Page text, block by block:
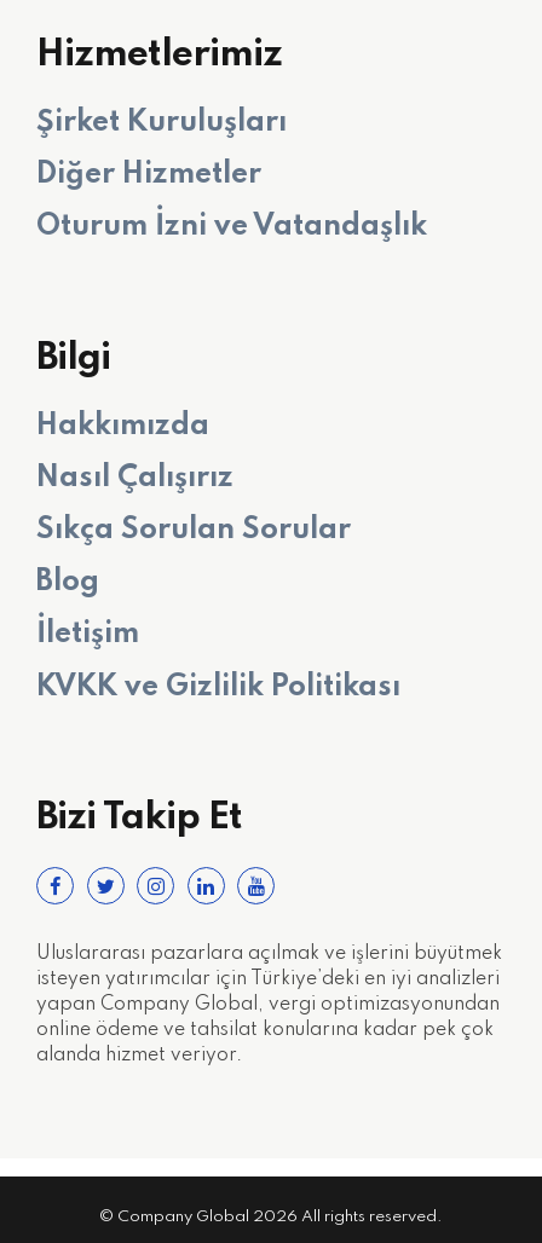
Hizmetlerimiz
Şirket Kuruluşları
Diğer Hizmetler
Oturum İzni ve Vatandaşlık
Bilgi
Hakkımızda
Nasıl Çalışırız
Sıkça Sorulan Sorular
Blog
İletişim
KVKK ve Gizlilik Politikası
Bizi Takip Et
Uluslararası pazarlara açılmak ve işlerini büyütmek
isteyen yatırımcılar için Türkiye’deki en iyi analizleri
yapan Company Global, vergi optimizasyonundan
online ödeme ve tahsilat konularına kadar pek çok
alanda hizmet veriyor.
© Company Global 2026 All rights reserved.